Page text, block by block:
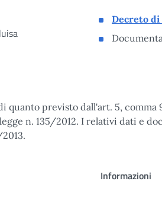
Decreto di
previsto dall'art. 5, comma
n. 135/2012. I relativi dati e
Informazioni